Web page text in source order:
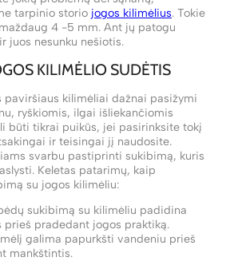
tarpinio storio jogos kilimėlius. Tokie
4 -5 mm. Ant jų patogu
juos nesunku nešiotis.
KILIMĖLIO SUDĖTIS
paviršiaus kilimėliai dažnai pasižymi
ryškiomis, ilgai išliekančiomis
būti tikrai puikūs, jei pasirinksite tokį
ir teisingai jį naudosite.
svarbu pastiprinti sukibimą, kuris
Keletas patarimų, kaip
su jogos kilimėliu:
sukibimą su kilimėliu padidina
prieš pradedant jogos praktiką.
galima papurkšti vandeniu prieš
mankštintis.